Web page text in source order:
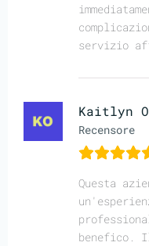
servizio
Kaitlyn
Recensore
Questa
benefico.